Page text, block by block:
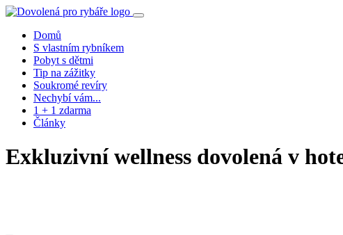
Domů
S vlastním rybníkem
Pobyt s dětmi
Tip na zážitky
Soukromé revíry
Nechybí vám...
1 + 1 zdarma
Články
Exkluzivní wellness dovolená v